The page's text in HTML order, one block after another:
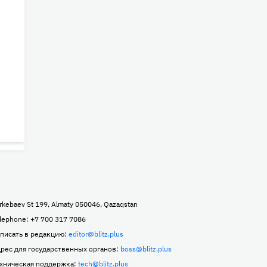
St 199, Almaty 050046, Qazaqstan
+7 700 317 7086
в редакцию: editor@blitz.plus
для государственных органов: boss@blitz.plus
поддержка: tech@blitz.plus